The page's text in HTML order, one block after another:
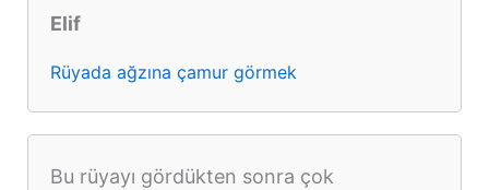
Elif
Rüyada ağzına çamur görmek
Bu rüyayı gördükten sonra çok